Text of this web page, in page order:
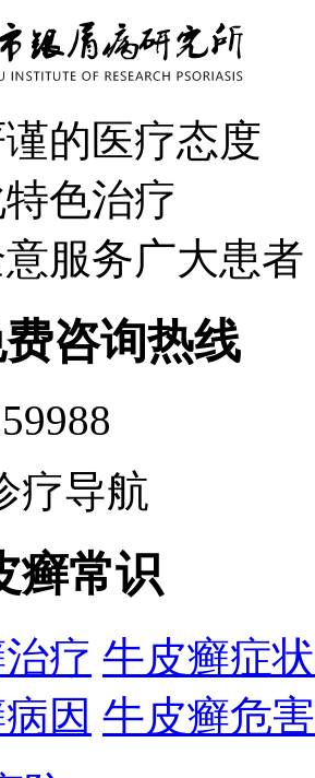
的医疗态度
色治疗
服务广大患者
咨询热线
疗导航
癣常识
疗 牛皮癣症状
因 牛皮癣危害